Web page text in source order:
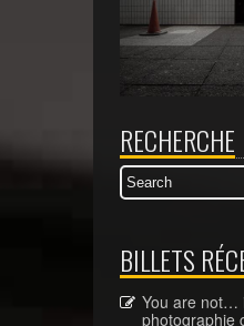
RECHERCHE
BILLETS
You are not…
photographie